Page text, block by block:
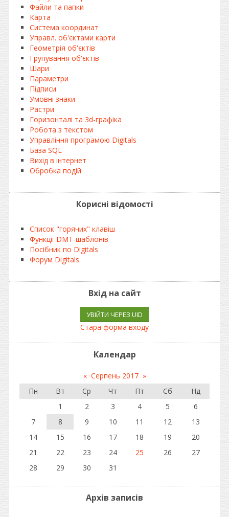
Файли та папки
Карта
Система координат
Управл. об'єктами карти
Геометрія об'єктів
Групування об'єктів
Шари
Параметри
Підписи
Умовні знаки
Растри
Горизонталі та 3d-графіка
Робота з текстом
Управління програмою Digitals
База SQL
Вихід в інтернет
Обробка подій
Корисні відомості
Список "горячих" клавіш
Функції DMT-шаблонів
Посібник по Digitals
Форум Digitals
Вхід на сайт
УВІЙТИ ЧЕРЕЗ UID
Стара форма входу
Календар
« Серпень 2017 »
Пн
Вт Ср Чт Пт Сб
Нд
1
2 3 4 5
6
7
8 9 10 11 12
13
14
15 16 17 18 19
20
21
22 23 24 25 26
27
28
29 30 31
Архів записів